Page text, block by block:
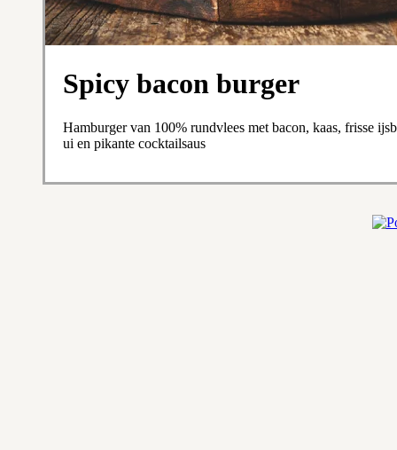
Spicy bacon burger
Hamburger van 100% rundvlees met bacon, kaas, frisse
ui en pikante cocktailsaus